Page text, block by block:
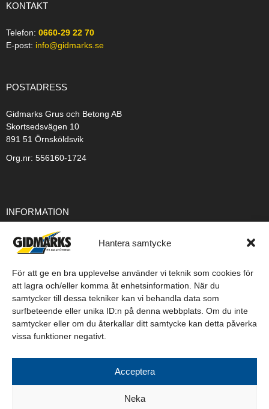
Hantera samtycke
För att ge en bra upplevelse använder vi teknik som cookies för
att lagra och/eller komma åt enhetsinformation. När du
samtycker till dessa tekniker kan vi behandla data som
surfbeteende eller unika ID:n på denna webbplats. Om du inte
samtycker eller om du återkallar ditt samtycke kan detta påverka
vissa funktioner negativt.
Acceptera
Neka
KONTAKT
Telefon: 0660-29 22 70
E-post: info@gidmarks.se
POSTADRESS
Gidmarks Grus och Betong AB
Skortsedsvägen 10
891 51 Örnsköldsvik
Org.nr: 556160-1724
INFORMATION
Integritetspolicy
Cookiepolicy
Försäljningsvillkor
Leveransvillkor
FÖLJ OSS PÅ SOCIALA MEDIER